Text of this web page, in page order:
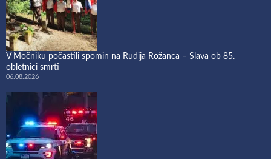
V Močniku počastili spomin na Rudija Rožanca – Slava ob 85.
obletnici smrti
06.08.2026